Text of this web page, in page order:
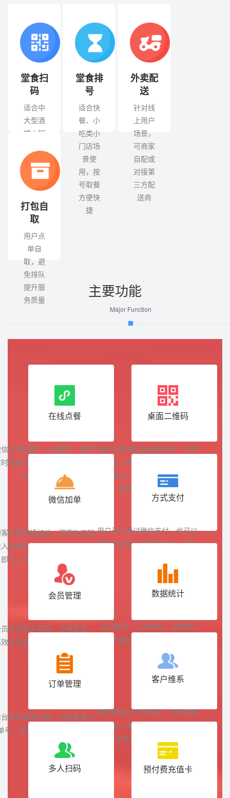
堂食扫
码
适合中
大型酒
楼火锅
店场景
使用，
量餐桌
或包间
堂食排
号
适合快
餐、小
吃类小
门店场
景使
用，按
号取餐
方便快
捷
外卖配
送
针对线
上用户
场景，
可商家
自配或
对接第
三方配
送商
打包自
取
用户点
单自
取，避
免排队
提升服
务质量
Major Function
在线点餐
接收订单，到店即可享用，
无需排队等待
桌面二维码
二维码，商户可将二维码贴在对
应的桌子，用户到店后微信扫码
便可进入店铺下单
微信加单
即可，无需再重新填写信息
方式支付
买单
会员管理
会员营销推广，各种营销方
案尽在手中
数据统计
了然
订单管理
号、总额、支付状态等信息
客户维系
号后台即可生成用户管理数据
多人扫码 预付费充值卡